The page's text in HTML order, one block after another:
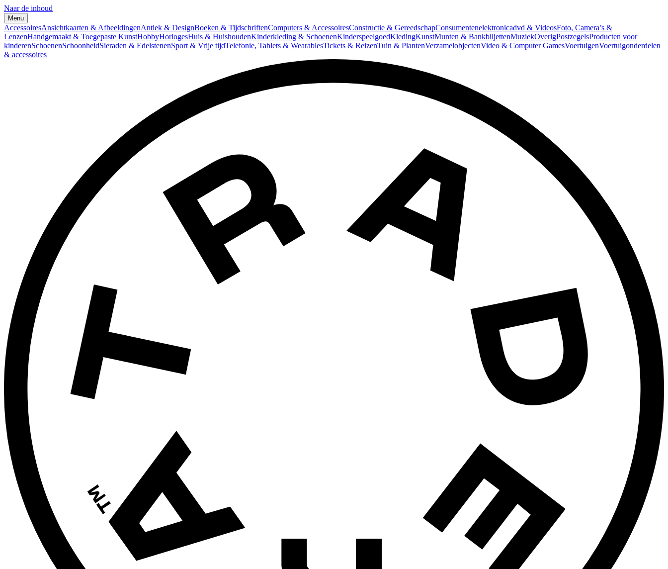
Naar de inhoud
Menu
AccessoiresAnsichtkaarten & AfbeeldingenAntiek & DesignBoeken & TijdschriftenComputers & AccessoiresConstructie & GereedschapConsumentenelektronicadvd & VideosFoto, Camera’s &
LenzenHandgemaakt & Toegepaste KunstHobbyHorlogesHuis & HuishoudenKinderkleding & SchoenenKinderspeelgoedKledingKunstMunten & BankbiljettenMuziekOverigPostzegelsProducten voor
kinderenSchoenenSchoonheidSieraden & EdelstenenSport & Vrije tijdTelefonie, Tablets & WearablesTickets & ReizenTuin & PlantenVerzamelobjectenVideo & Computer GamesVoertuigenVoertuigonderdelen
& accessoires